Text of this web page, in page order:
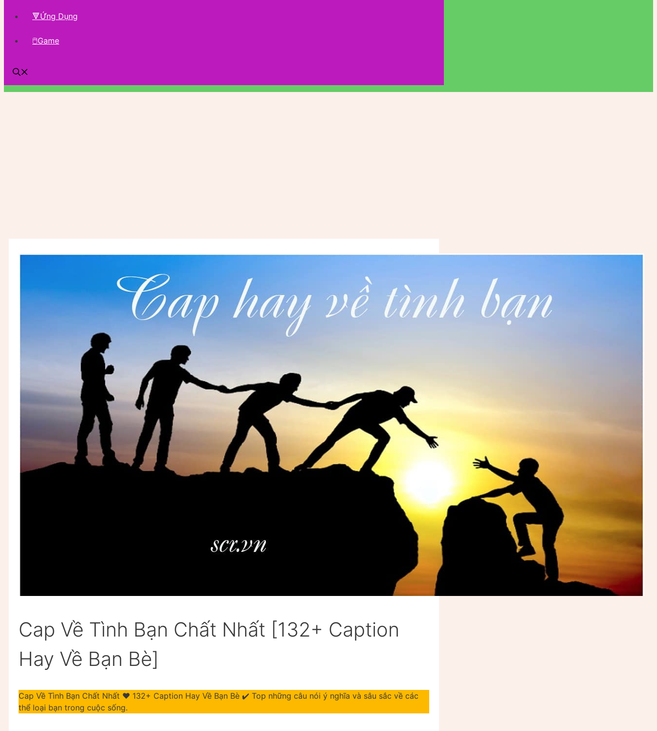
🔻Ứng Dụng
🖱Game
Cap Về Tình Bạn Chất Nhất [132+ Caption
Hay Về Bạn Bè]
Cap Về Tình Bạn Chất Nhất ❤️ 132+ Caption Hay Về Bạn Bè ✔️ Top những câu nói ý nghĩa và sâu sắc về các
thể loại bạn trong cuộc sống.